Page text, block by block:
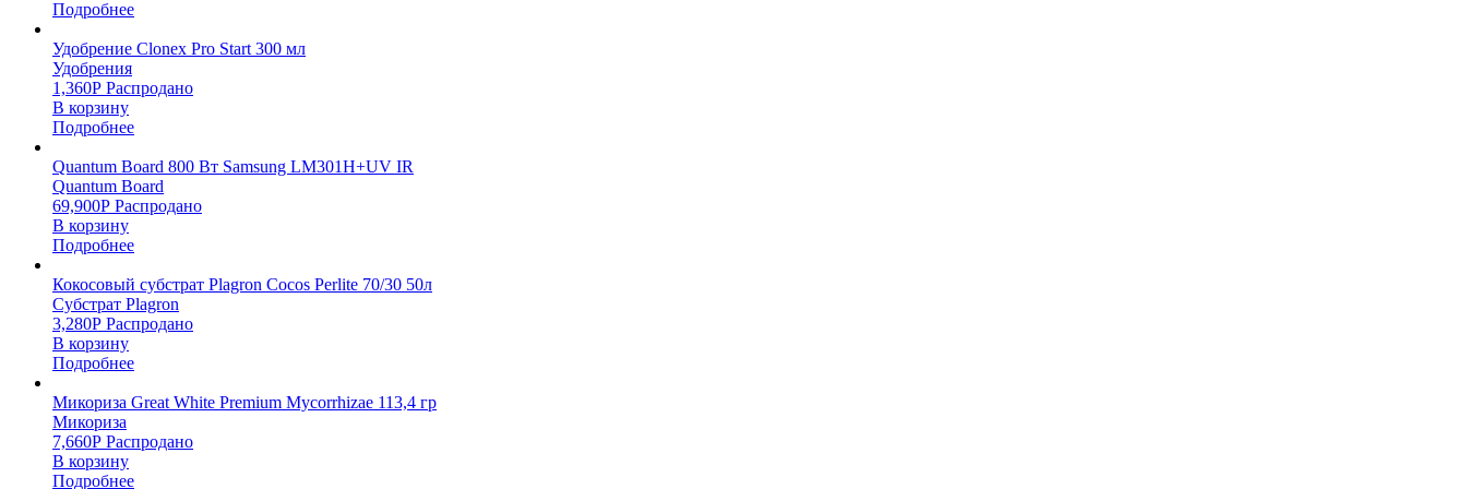
Подробнее
Удобрение Clonex Pro Start 300 мл
Удобрения
1,360Р Распродано
В корзину
Подробнее
Quantum Board 800 Вт Samsung LM301H+UV IR
Quantum Board
69,900Р Распродано
В корзину
Подробнее
Кокосовый субстрат Plagron Cocos Perlite 70/30 50л
Субстрат Plagron
3,280Р Распродано
В корзину
Подробнее
Микориза Great White Premium Mycorrhizae 113,4 гр
Микориза
7,660Р Распродано
В корзину
Подробнее